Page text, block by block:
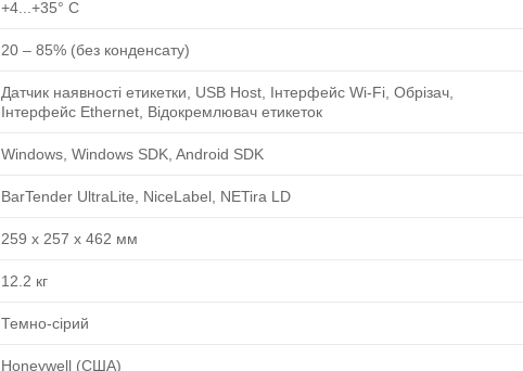
+4...+35° C
20 ‒ 85% (без конденсату)
Датчик наявності етикетки, USB Host, Інтерфейс Wi-Fi, Обрізач,
Інтерфейс Ethernet, Відокремлювач етикеток
Windows, Windows SDK, Android SDK
BarTender UltraLite, NiceLabel, NETira LD
259 x 257 x 462 мм
12.2 кг
Темно-сірий
Honeywell (США)